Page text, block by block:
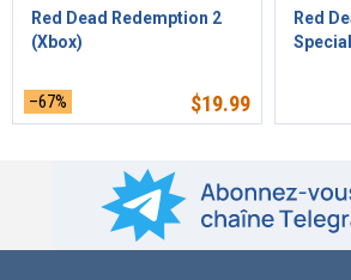
Red Dead Redemption 2
(Xbox)
–67% $19.99
Red